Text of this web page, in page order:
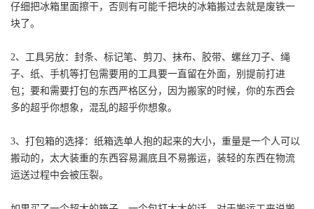
仔细把冰箱里面擦干，否则有可能千把块的冰箱搬过去就是废铁一
块了。
2、工具另放：封条、标记笔、剪刀、抹布、胶带、螺丝刀子、绳
子、纸、手机等打包需要用的工具要一直留在外面，别提前打进
包；要和需要打包的东西严格区分，因为搬家的时候，你的东西会
多的超乎你想象，混乱的超乎你想象。
3、打包箱的选择：纸箱选单人抱的起来的大小，重量是一个人可以
搬动的，太大装重的东西容易漏底且不易搬运，装轻的东西在物流
运送过程中会被压裂。